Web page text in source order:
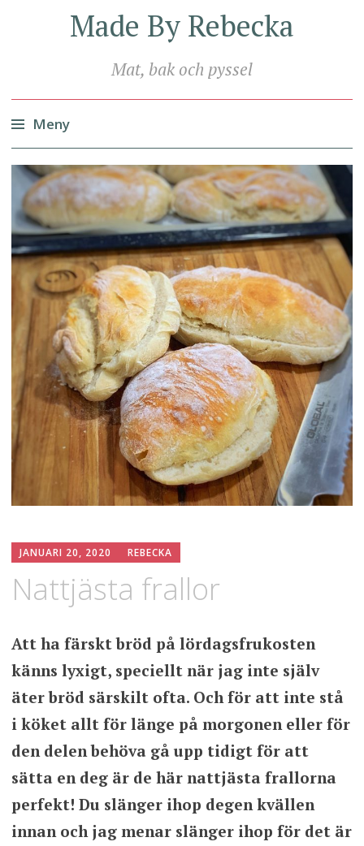
Made By Rebecka
Mat, bak och pyssel
Meny
Hoppa
till
innehåll
JANUARI 20, 2020 REBECKA
Nattjästa frallor
Att ha färskt bröd på lördagsfrukosten
känns lyxigt, speciellt när jag inte själv
äter bröd särskilt ofta. Och för att inte stå
i köket allt för länge på morgonen eller för
den delen behöva gå upp tidigt för att
sätta en deg är de här nattjästa frallorna
perfekt! Du slänger ihop degen kvällen
innan och jag menar slänger ihop för det är